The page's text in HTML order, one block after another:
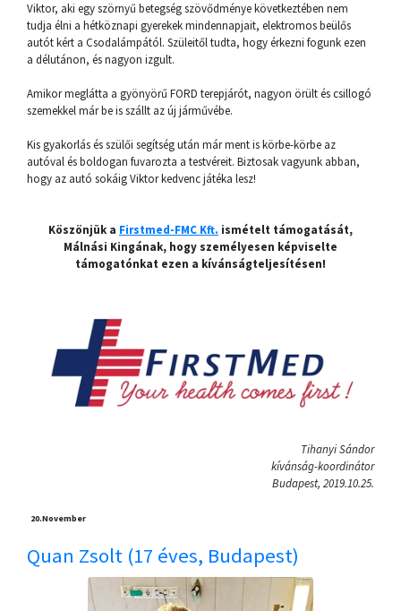
Viktor, aki egy szörnyű betegség szövődménye következtében nem
tudja élni a hétköznapi gyerekek mindennapjait, elektromos beülős
autót kért a Csodalámpától. Szüleitől tudta, hogy érkezni fogunk ezen
a délutánon, és nagyon izgult.
Amikor meglátta a gyönyörű FORD terepjárót, nagyon örült és csillogó
szemekkel már be is szállt az új járművébe.
Kis gyakorlás és szülői segítség után már ment is körbe-körbe az
autóval és boldogan fuvarozta a testvéreit. Biztosak vagyunk abban,
hogy az autó sokáig Viktor kedvenc játéka lesz!
Köszönjük a Firstmed-FMC Kft. ismételt támogatását,
Málnási Kingának, hogy személyesen képviselte
támogatónkat ezen a kívánságteljesítésen!
Tihanyi Sándor
kívánság-koordinátor
Budapest, 2019.10.25.
20.November
Quan Zsolt (17 éves, Budapest)